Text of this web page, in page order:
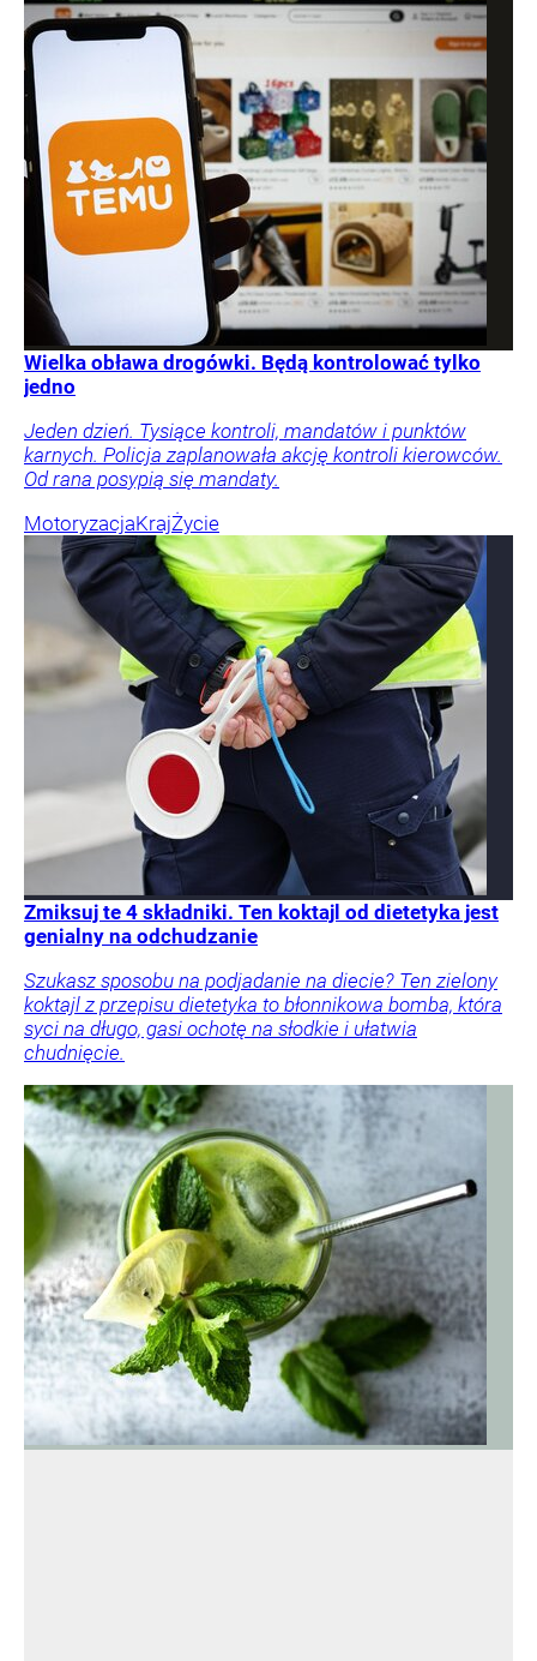
Wielka obława drogówki. Będą kontrolować tylko
jedno
Jeden dzień. Tysiące kontroli, mandatów i punktów
karnych. Policja zaplanowała akcję kontroli kierowców.
Od rana posypią się mandaty.
MotoryzacjaKrajŻycie
Zmiksuj te 4 składniki. Ten koktajl od dietetyka jest
genialny na odchudzanie
Szukasz sposobu na podjadanie na diecie? Ten zielony
koktajl z przepisu dietetyka to błonnikowa bomba, która
syci na długo, gasi ochotę na słodkie i ułatwia
chudnięcie.